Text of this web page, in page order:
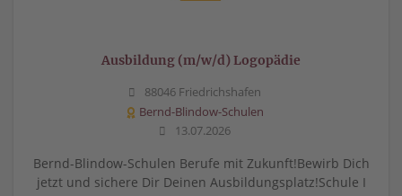
Ausbildung (m/w/d) Logopädie
88046 Friedrichshafen
Bernd-Blindow-Schulen
13.07.2026
Bernd-Blindow-Schulen Berufe mit Zukunft!Bewirb Dich
jetzt und sichere Dir Deinen Ausbildungsplatz!Schule I